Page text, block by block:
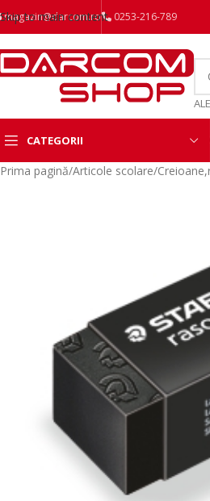
Skip to main content
magazin@darcom.ro 0253-216-789
CATEGORII
Prima pagină/Articole scolare/